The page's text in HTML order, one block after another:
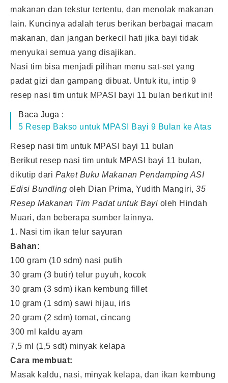
makanan dan tekstur tertentu, dan menolak makanan
lain. Kuncinya adalah terus berikan berbagai macam
makanan, dan jangan berkecil hati jika bayi tidak
menyukai semua yang disajikan.
Nasi tim bisa menjadi pilihan menu sat-set yang
padat gizi dan gampang dibuat. Untuk itu, intip 9
resep nasi tim untuk MPASI bayi 11 bulan berikut ini!
Baca Juga :
5 Resep Bakso untuk MPASI Bayi 9 Bulan ke Atas
Resep nasi tim untuk MPASI bayi 11 bulan
Berikut resep nasi tim untuk MPASI bayi 11 bulan,
dikutip dari Paket Buku Makanan Pendamping ASI
Edisi Bundling oleh Dian Prima, Yudith Mangiri, 35
Resep Makanan Tim Padat untuk Bayi oleh Hindah
Muari, dan beberapa sumber lainnya.
1. Nasi tim ikan telur sayuran
Bahan:
100 gram (10 sdm) nasi putih
30 gram (3 butir) telur puyuh, kocok
30 gram (3 sdm) ikan kembung fillet
10 gram (1 sdm) sawi hijau, iris
20 gram (2 sdm) tomat, cincang
300 ml kaldu ayam
7,5 ml (1,5 sdt) minyak kelapa
Cara membuat:
Masak kaldu, nasi, minyak kelapa, dan ikan kembung